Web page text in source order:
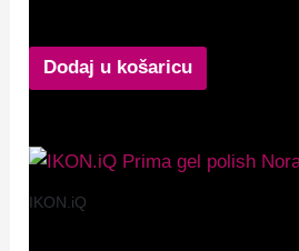
Dodaj u košaricu
IKON.iQ